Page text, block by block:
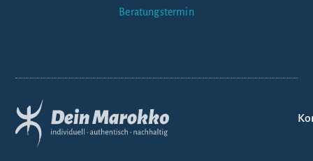
Beratungstermin